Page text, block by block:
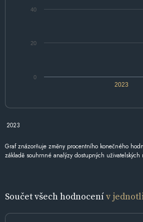
2023
0
20
40
2023
Graf znázorňuje změny procentního konečného
základě souhrnné analýzy dostupných
Součet všech hodnocenív